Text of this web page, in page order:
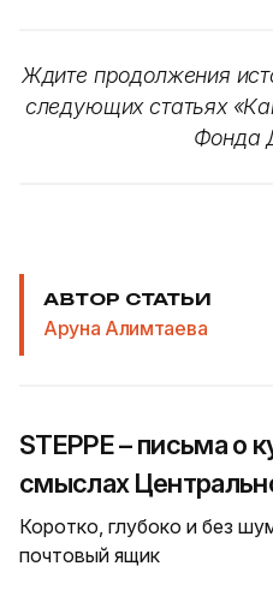
Ждите продолжения
следующих статьях
Фонда
АВТОР СТАТЬИ
Аруна Алимтаева
STEPPE – письма о
смыслах
Коротко, глубоко и без
почтовый ящик